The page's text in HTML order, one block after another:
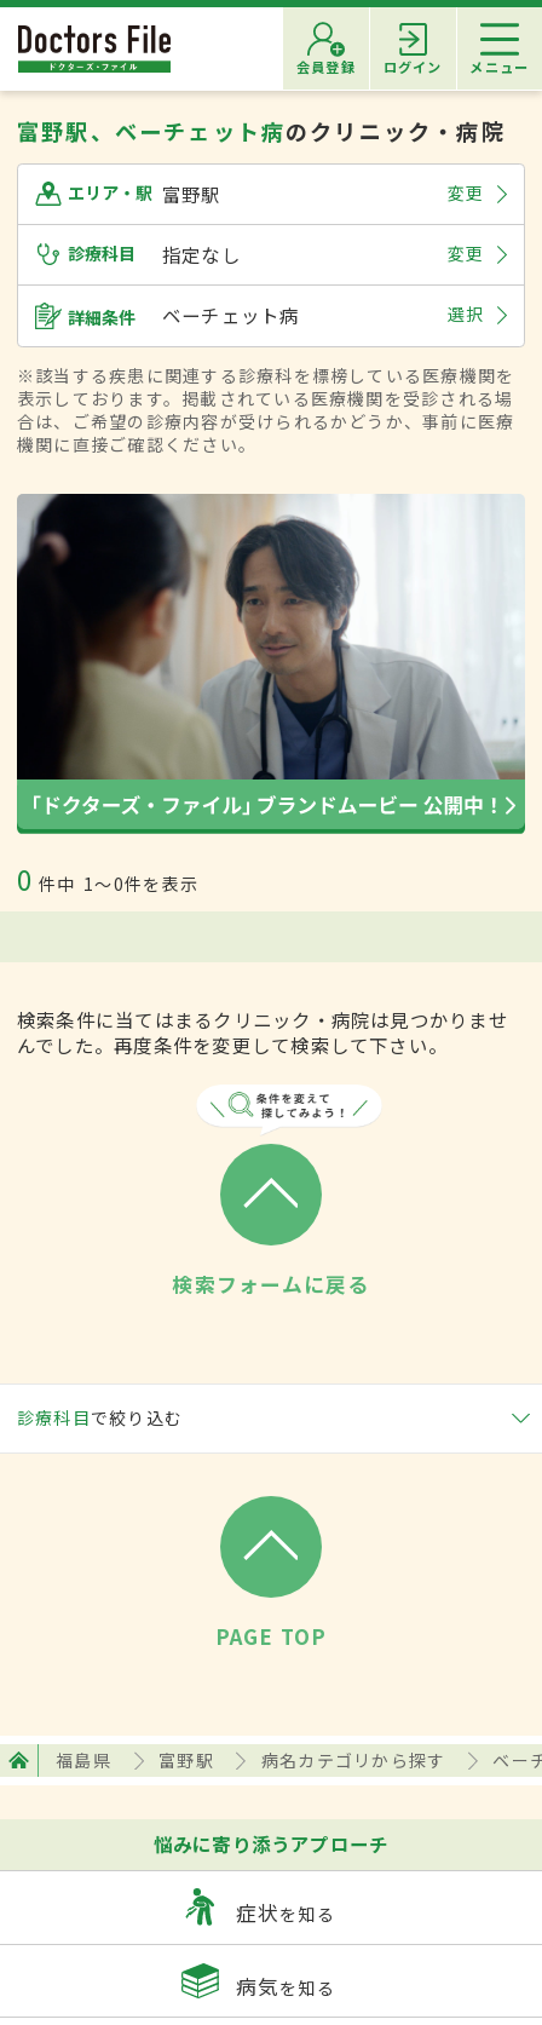
会員登録 ログイン メニュー
富野駅、ベーチェット病のクリニック・病院
エリア・駅 富野駅 変更
診療科目 指定なし 変更
詳細条件 ベーチェット病 選択
※該当する疾患に関連する診療科を標榜している医療機関を
表示しております。掲載されている医療機関を受診される場
合は、ご希望の診療内容が受けられるかどうか、事前に医療
機関に直接ご確認ください。
0 件中 1〜0件を表示
検索条件に当てはまるクリニック・病院は見つかりませ
んでした。再度条件を変更して検索して下さい。
検索フォームに戻る
診療科目で絞り込む
PAGE TOP
福島県 富野駅 病名カテゴリから探す ベー
悩みに寄り添うアプローチ
症状を知る
病気を知る